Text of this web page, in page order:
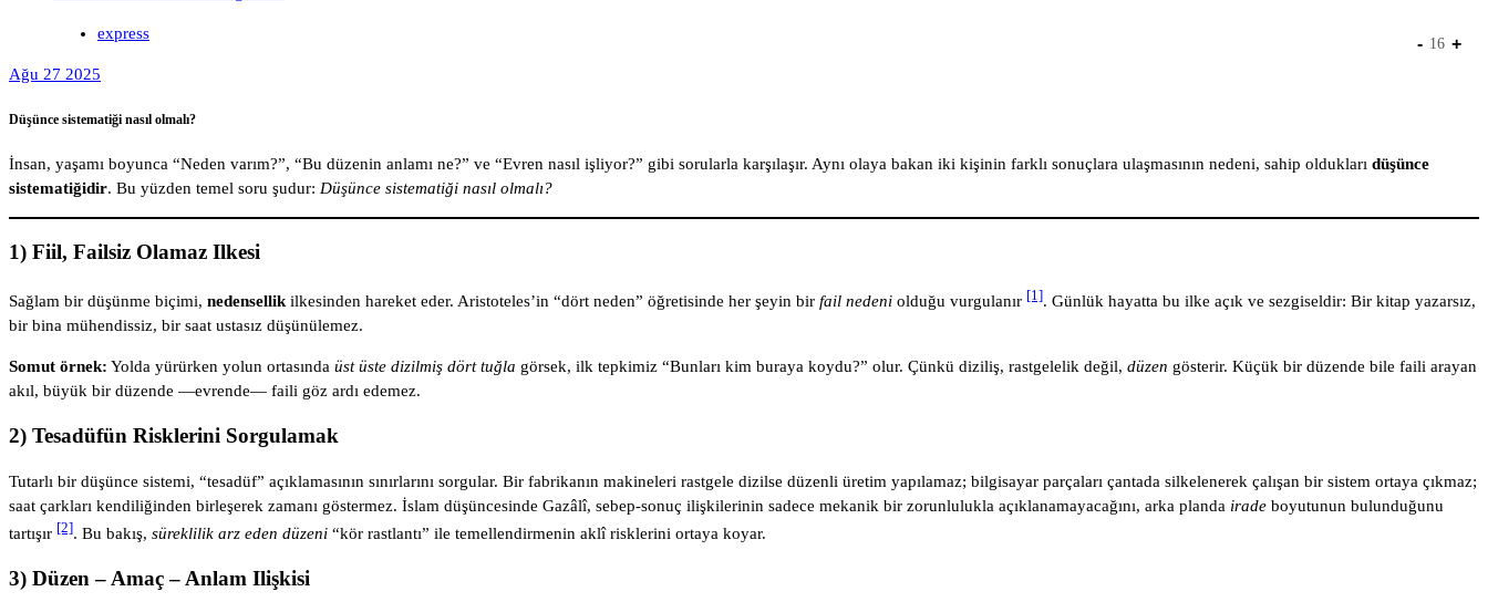
express
Ağu 27 2025
Düşünce sistematiği nasıl olmalı?
İnsan, yaşamı boyunca “Neden varım?”, “Bu düzenin anlamı ne?” ve “Evren nasıl işliyor?” gibi sorularla karşılaşır. Aynı olaya bakan iki kişinin farklı sonuçlara ulaşmasının nedeni, sahip oldukları düşünce
sistematiğidir. Bu yüzden temel soru şudur: Düşünce sistematiği nasıl olmalı?
1) Fiil, Failsiz Olamaz Ilkesi
Sağlam bir düşünme biçimi, nedensellikilkesinden hareket eder. Aristoteles’in “dört neden” öğretisinde her şeyin bir fail nedeni olduğu vurgulanır [1]. Günlük hayatta bu ilke açık ve sezgiseldir: Bir kitap yazarsız,
bir bina mühendissiz, bir saat ustasız düşünülemez.
Somut örnek: Yolda yürürken yolun ortasında üst üste dizilmiş dört tuğla görsek, ilk tepkimiz “Bunları kim buraya koydu?” olur. Çünkü diziliş, rastgelelik değil, düzen gösterir. Küçük bir düzende bile faili arayan
akıl, büyük bir düzende —evrende— faili göz ardı edemez.
2) Tesadüfün Risklerini Sorgulamak
Tutarlı bir düşünce sistemi, “tesadüf” açıklamasının sınırlarını sorgular. Bir fabrikanın makineleri rastgele dizilse düzenli üretim yapılamaz; bilgisayar parçaları çantada silkelenerek çalışan bir sistem ortaya çıkmaz;
saat çarkları kendiliğinden birleşerek zamanı göstermez. İslam düşüncesinde Gazâlî, sebep-sonuç ilişkilerinin sadece mekanik bir zorunlulukla açıklanamayacağını, arka planda irade boyutunun bulunduğunu
tartışır [2]. Bu bakış, süreklilik arz eden düzeni “kör rastlantı” ile temellendirmenin aklî risklerini ortaya koyar.
3) Düzen – Amaç – Anlam Ilişkisi
- 16 +